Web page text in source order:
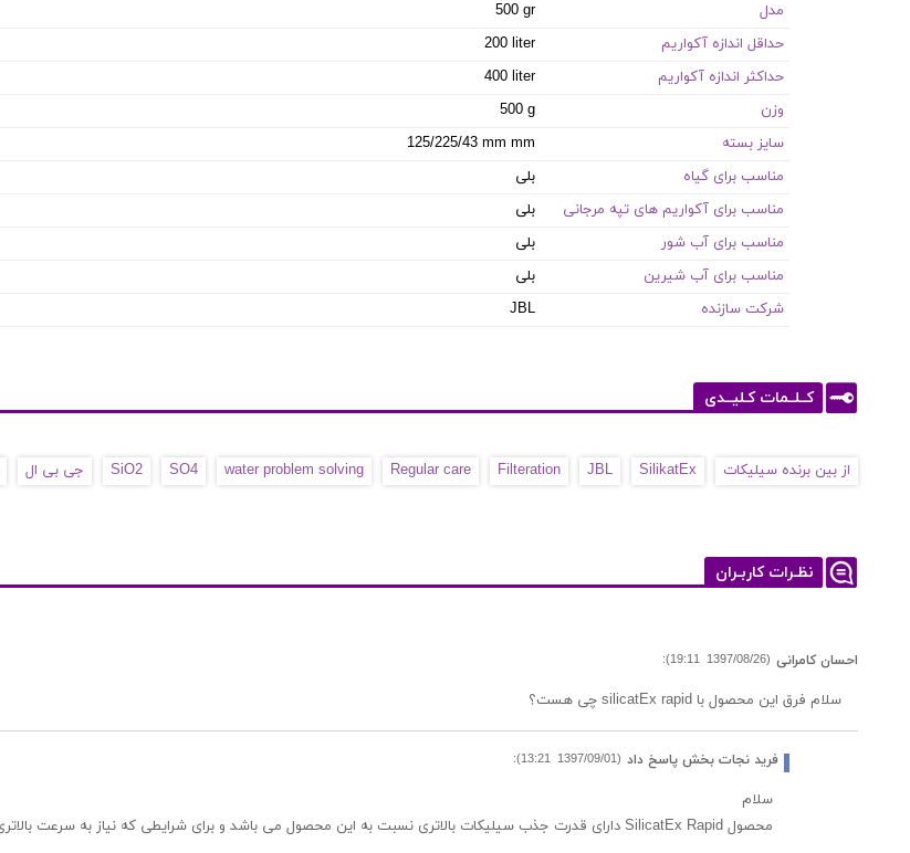
مدل
500 gr
حداقل اندازه آکواریم
200 liter
حداکثر اندازه آکواریم
400 liter
وزن
500 g
سایز بسته
125/225/43 mm mm
مناسب برای گیاه
بلی
مناسب برای آکواریم های تپه مرجانی
بلی
مناسب برای آب شور
بلی
مناسب برای آب شیرین
بلی
شرکت سازنده
JBL
کــلــمات کـلیــدی
از بین برنده سیلیکات SilikatEx
JBL
Filteration
Regular care
water problem solving
SO4
SiO2 جی بی ال
نظـرات کاربـران
احسان کامرانی (1397/08/26 19:11):
سلام فرق این محصول با silicatEx rapid چی هست؟
فرید نجات بخش پاسخ داد (1397/09/01 13:21):
سلام
محصول SilicatEx Rapid دارای قدرت جذب سیلیکات بالاتری نسبت به این محصول می باشد و برای شرایطی که نیاز به سرعت بالاتری در جذب سیلیکات می باشد مناسب است.